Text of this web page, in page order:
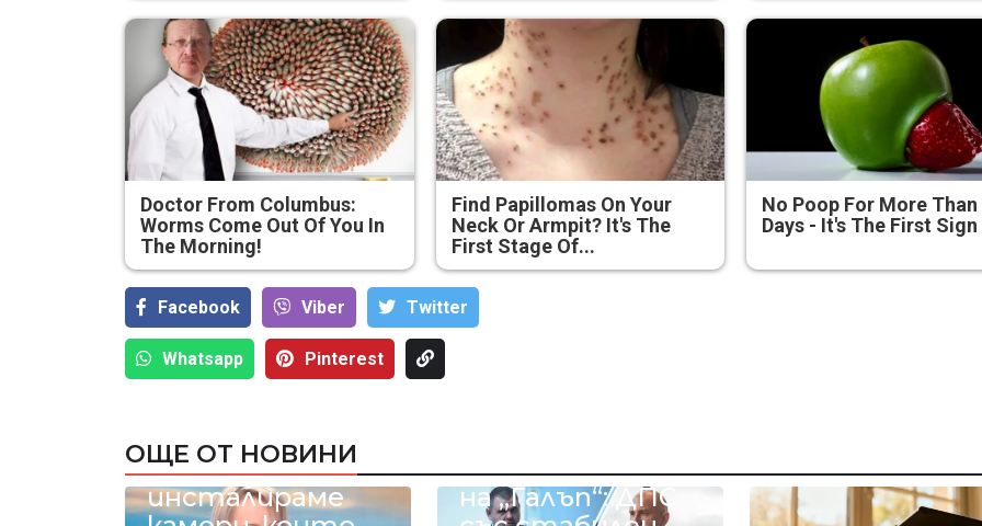
Doctor From Columbus:
Worms Come Out Of You In
The Morning!
Find Papillomas On Your
Neck Or Armpit? It's The
First Stage Of...
No Poop For More Than
Days - It's The First Sign
Facebook Viber Тwitter
Whatsapp Pinterest
ОЩЕ ОТ НОВИНИ
Карамфилова: В
Рила
инсталираме
Ново проучване
на „Галъп“: ДПС